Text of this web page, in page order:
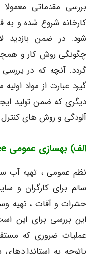
بررسی مقدماتی
کارخانه شروع شده و
شود. در ضمن بازدید
چگونگی روش کار و
گردد. آنچه که در بررسی
گیرد عبارت از مواد
دیگری که ضمن تولید
آلودگی و روش های
الف) بهسازی عمومی Sanitation facility see :
نظم عمومی ، تهیه آب
سالم برای کارگران و
حشرات و آفات ، تهیه
این بررسی برای این
عملیات ضروری که
باتوجه به